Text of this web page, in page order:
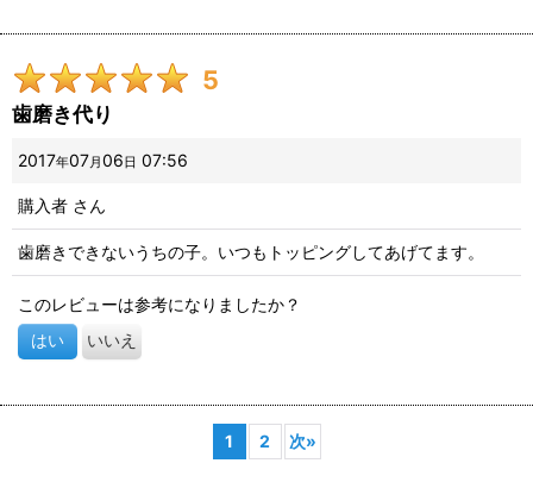
5
歯磨き代り
2017年07月 06 日 07:56
購入者 さん
歯磨きできないうちの子。いつもトッピングしてあげてます。
このレビューは参考になりましたか？
はい いいえ
1 2 次»